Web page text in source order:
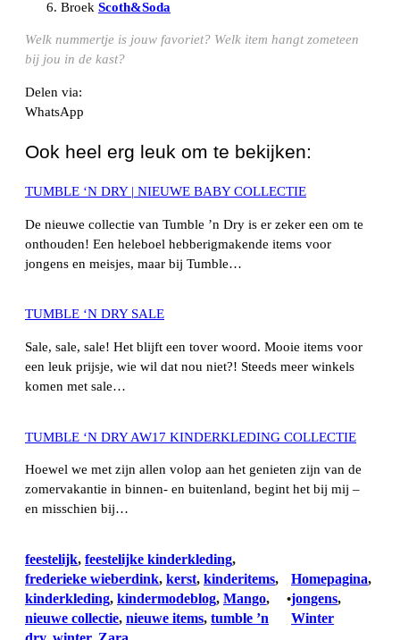
Broek Scoth&Soda
Welk nummertje is jouw favoriet? Welk item hangt zometeen
bij jou in de kast?
Delen via:
WhatsApp
Ook heel erg leuk om te bekijken:
TUMBLE ‘N DRY | NIEUWE BABY COLLECTIE
De nieuwe collectie van Tumble ’n Dry is er zeker een om te
onthouden! Een heleboel hebberigmakende items voor
jongens en meisjes, maar bij Tumble…
TUMBLE ‘N DRY SALE
Sale, sale, sale! Het blijft een tover woord. Mooie items voor
een leuk prijsje, wie wil dat nou niet?! Steeds meer winkels
komen met sale…
TUMBLE ‘N DRY AW17 KINDERKLEDING COLLECTIE
Hoewel we met zijn allen volop aan het genieten zijn van de
zomervakantie in binnen- en buitenland, begint het bij mij –
en misschien bij…
feestelijk, feestelijke kinderkleding
frederieke wieberdink, kerst, kinderitems
kinderkleding, kindermodeblog, Mango
nieuwe collectie, nieuwe items, tumble ’n
•
Homepagina
jongens
Winter